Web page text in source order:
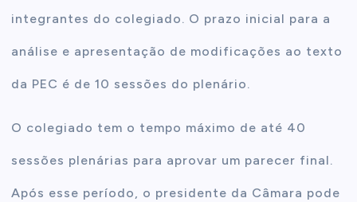
integrantes do colegiado. O prazo inicial para a
análise e apresentação de modificações ao texto
da PEC é de 10 sessões do plenário.
O colegiado tem o tempo máximo de até 40
sessões plenárias para aprovar um parecer final.
Após esse período, o presidente da Câmara pode